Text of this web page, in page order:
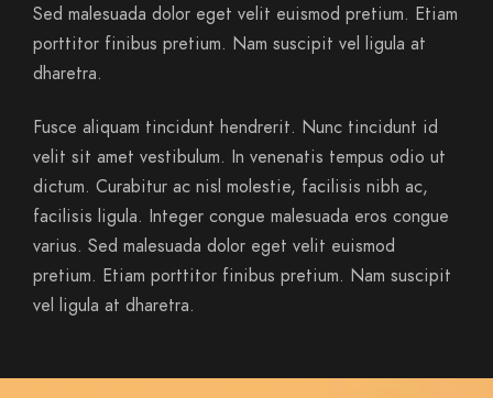
Sed malesuada dolor eget velit euismod pretium. Etiam
porttitor finibus pretium. Nam suscipit vel ligula at
dharetra.
Fusce aliquam tincidunt hendrerit. Nunc tincidunt id
velit sit amet vestibulum. In venenatis tempus odio ut
dictum. Curabitur ac nisl molestie, facilisis nibh ac,
facilisis ligula. Integer congue malesuada eros congue
varius. Sed malesuada dolor eget velit euismod
pretium. Etiam porttitor finibus pretium. Nam suscipit
vel ligula at dharetra.